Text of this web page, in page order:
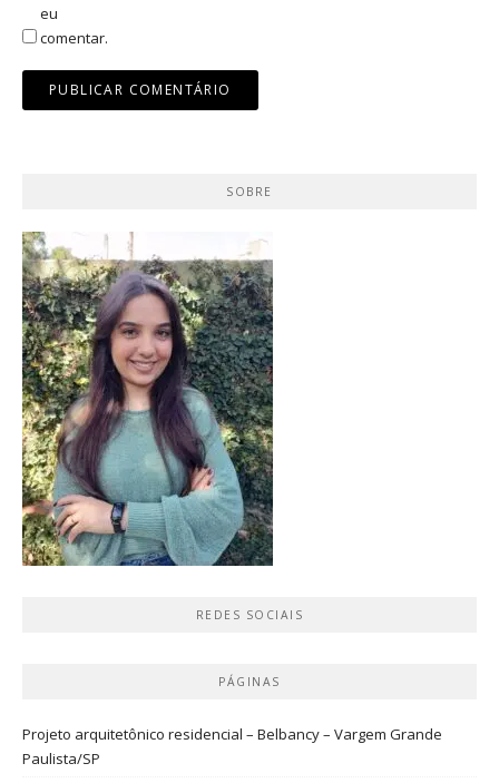
eu
comentar.
SOBRE
REDES SOCIAIS
PÁGINAS
Projeto arquitetônico residencial – Belbancy – Vargem Grande
Paulista/SP